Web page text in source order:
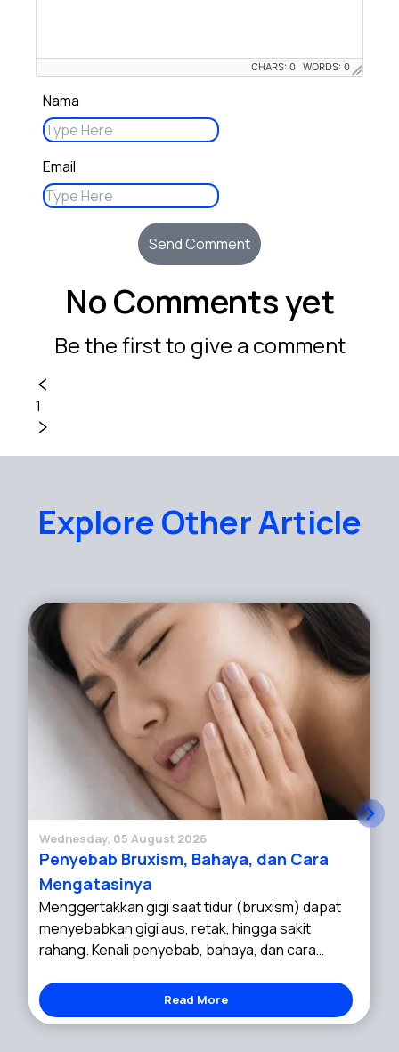
CHARS: 0 WORDS: 0
Nama
Email
Send Comment
No Comments yet
Be the first to give a comment
1
Explore Other Article
Wednesday, 05 August 2026
Penyebab Bruxism, Bahaya, dan Cara
Mengatasinya
Menggertakkan gigi saat tidur (bruxism) dapat
menyebabkan gigi aus, retak, hingga sakit
rahang. Kenali penyebab, bahaya, dan cara
Read More